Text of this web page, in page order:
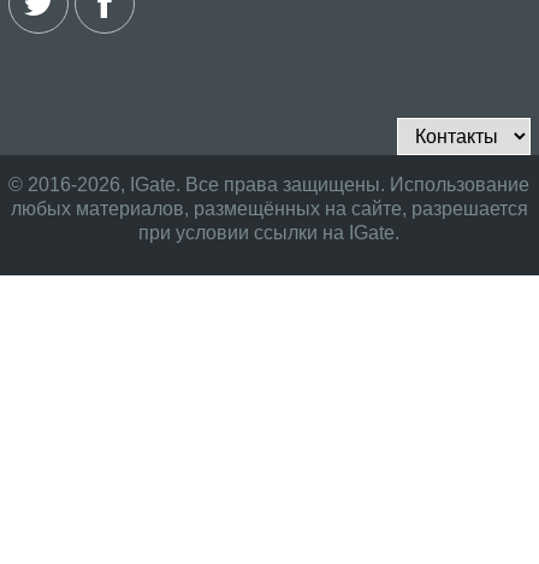
© 2016-2026, IGate. Все права защищены. Использование
любых материалов, размещённых на сайте, разрешается
при условии ссылки на IGate.